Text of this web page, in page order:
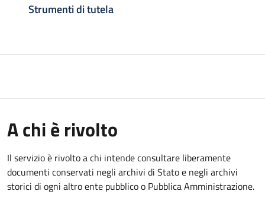
Strumenti di tutela
A chi è rivolto
Il servizio è rivolto a chi intende consultare liberamente
documenti conservati negli archivi di Stato e negli archivi
storici di ogni altro ente pubblico o Pubblica Amministrazione.